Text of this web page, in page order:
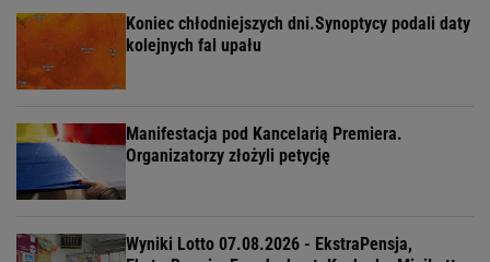
Koniec chłodniejszych dni.Synoptycy podali daty
kolejnych fal upału
Manifestacja pod Kancelarią Premiera.
Organizatorzy złożyli petycję
Wyniki Lotto 07.08.2026 - EkstraPensja,